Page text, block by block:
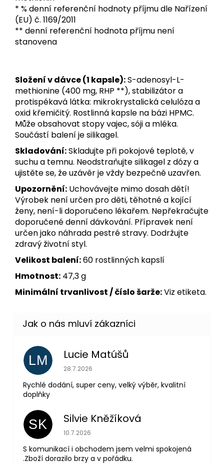
* % denní referenční hodnoty příjmu dle Nařízení
(EU) č. 1169/2011
** denní referenční hodnota příjmu není
stanovena
Složení v dávce (1 kapsle):S-adenosyl-L-
methionine (400 mg, RHP **), stabilizátor a
protispékavá látka: mikrokrystalická celulóza a
oxid křemičitý. Rostlinná kapsle na bázi HPMC.
Může obsahovat stopy vajec, sóji a mléka.
Součástí balení je silikagel.
Skladování:Skladujte při pokojové teplotě, v
suchu a temnu. Neodstraňujte silikagel z dózy a
ujistěte se, že uzávěr je vždy bezpečně uzavřen.
Upozornění: Uchovávejte mimo dosah dětí!
Výrobek není určen pro děti, těhotné a kojící
ženy, není-li doporučeno lékařem. Nepřekračujte
doporučené denní dávkování. Přípravek není
určen jako náhrada pestré stravy. Dodržujte
zdravý životní styl.
Velikost balení:60 rostlinných kapslí
Hmotnost: 47,3 g
Minimální trvanlivost / číslo šarže:Viz etiketa.
LM Lucie Matúšů
Hodnocení obchodu je 5 z 5 hvězdiček.
28.7.2026
Rychlé dodání, super ceny, velký výběr, kvalitní
doplňky
SK Silvie Kněžíková
Hodnocení obchodu je 5 z 5 hvězdiček.
10.7.2026
S komunikací i obchodem jsem velmi spokojená
.Zboží dorazilo brzy a v pořádku.